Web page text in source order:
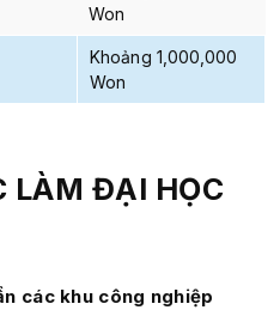
Won
Khoảng 1,000,000
Won
LÀM ĐẠI HỌC
các khu công nghiệp